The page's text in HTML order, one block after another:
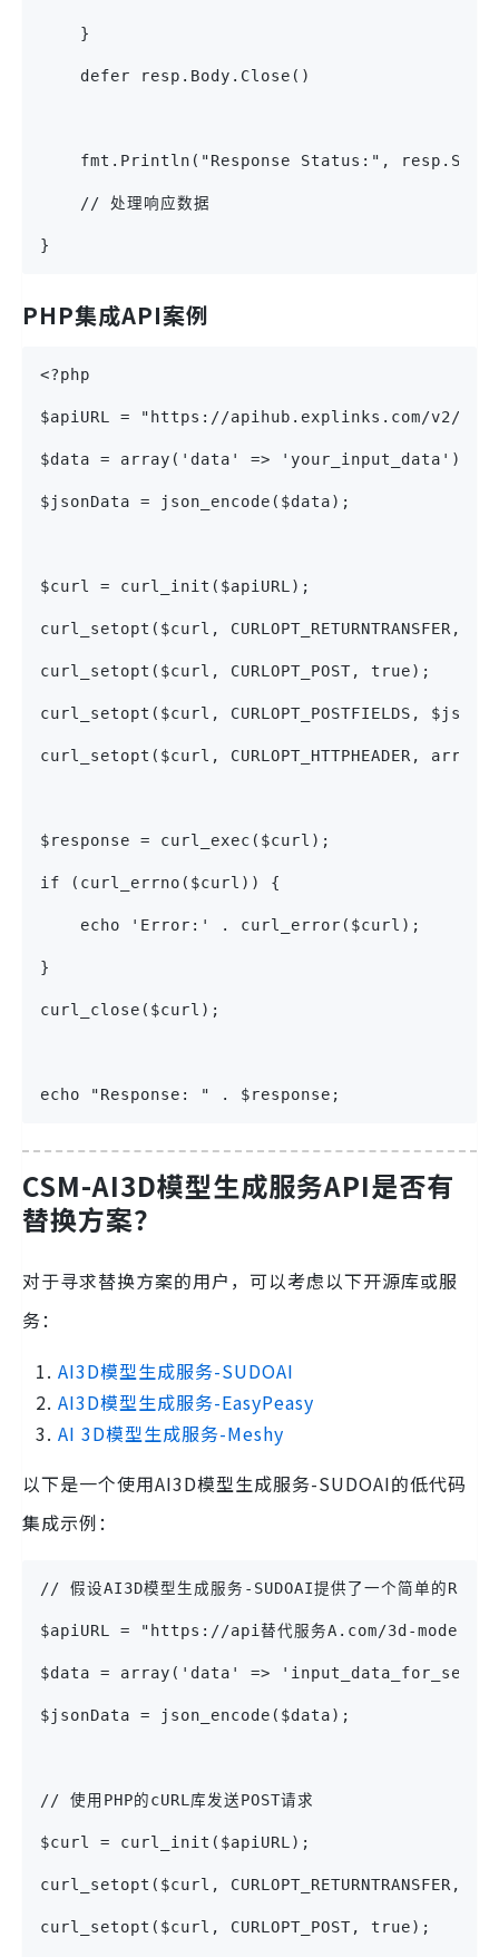
    }
    defer resp.Body.Close()
fmt.Println("Response Status:",
    // 处理响应数据
}
PHP集成API案例
<?php
$apiURL = "https://apihub.explinks.com/v2/
$data = array('data' => 'your_input_data');
$jsonData = json_encode($data);
$curl = curl_init($apiURL);
curl_setopt($curl, CURLOPT_RETURNTRANSFER,
curl_setopt($curl, CURLOPT_POST, true);
curl_setopt($curl, CURLOPT_POSTFIELDS,
curl_setopt($curl, CURLOPT_HTTPHEADER,
$response = curl_exec($curl);
if (curl_errno($curl)) {
    echo 'Error:' . curl_error($curl);
}
curl_close($curl);
echo "Response: " . $response;
CSM-AI3D模型生成服务API是否有
替换方案？
对于寻求替换方案的用户，可以考虑以下开源库或服
务：
AI3D模型生成服务-SUDOAI
AI3D模型生成服务-EasyPeasy
AI 3D模型生成服务-Meshy
以下是一个使用AI3D模型生成服务-SUDOAI的低代码
集成示例：
// 假设AI3D模型生成服务-SUDOAI提供了一个简单的REST
$apiURL = "https://api替代服务A.com/3d-model-
$data = array('data' =>
$jsonData = json_encode($data);
// 使用PHP的cURL库发送POST请求
$curl = curl_init($apiURL);
curl_setopt($curl, CURLOPT_RETURNTRANSFER,
curl_setopt($curl, CURLOPT_POST, true);